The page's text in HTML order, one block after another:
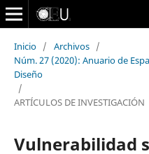
Inicio / Archivos /
Núm. 27 (2020): Anuario de
Diseño
/
ARTÍCULOS DE INVESTIGACIÓN
Vulnerabilidad